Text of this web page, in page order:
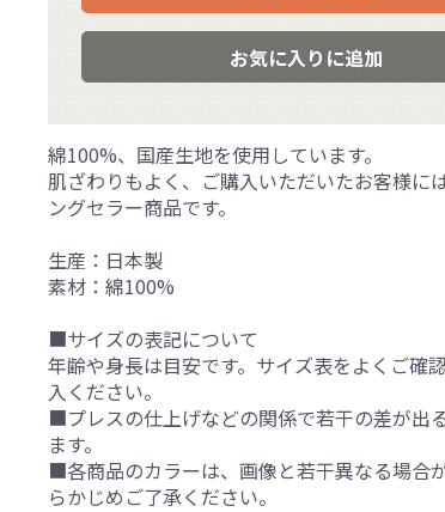
お気に入りに追加
綿100%、国産生地を使用しています。
肌ざわりもよく、ご購入いただいたお客様に
ングセラー商品です。
生産：日本製
素材：綿100%
■サイズの表記について
年齢や身長は目安です。サイズ表をよくご確
入ください。
■プレスの仕上げなどの関係で若干の差が出
ます。
■各商品のカラーは、画像と若干異なる場合
らかじめご了承ください。